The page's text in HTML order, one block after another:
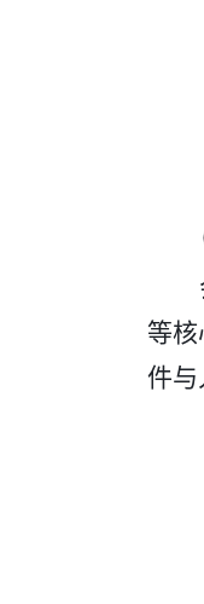
等
件与